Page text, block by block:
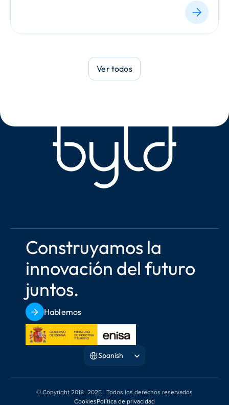
Ver todos
Construyamos la
innovación del futuro
juntos.
Hablemos
Spanish
© Copyright 2018- 2025 | Todos los derechos reservados
CookiesPolítica de privacidad